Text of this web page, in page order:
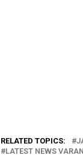
RELATED TOPICS:
LATEST NEWS